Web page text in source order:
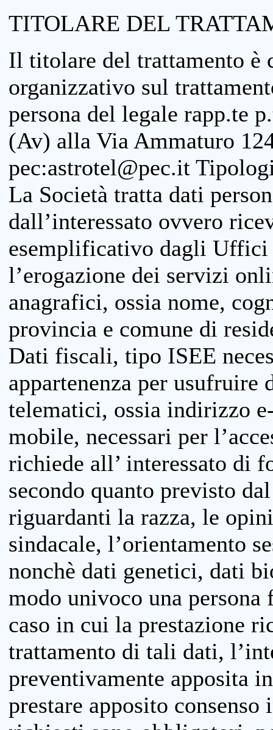
TITOLARE DEL
Il titolare del trattamento è
organizzativo sul
persona del legale rapp.te
(Av) alla Via Ammaturo
pec:astrotel@pec.it
La Società tratta dati
dall’interessato ovvero
esemplificativo dagli
l’erogazione dei servizi
anagrafici, ossia nome,
provincia e comune di
Dati fiscali, tipo ISEE
appartenenza per
telematici, ossia indirizzo
mobile, necessari per
richiede all’ interessato di
secondo quanto previsto
riguardanti la razza, le
sindacale, l’orientamento
nonchè dati genetici, dati
modo univoco una
caso in cui la prestazione
trattamento di tali dati,
preventivamente apposita
prestare apposito